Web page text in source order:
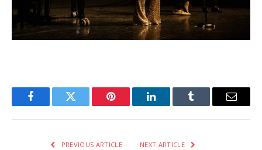
FacebookTwitter Pinterest LinkedInTumblr Email
PREVIOUS ARTICLE NEXT ARTICLE